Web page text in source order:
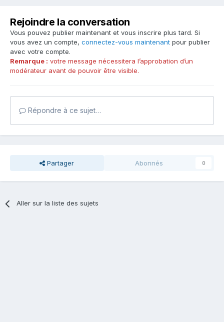
Rejoindre la conversation
Vous pouvez publier maintenant et vous inscrire plus tard. Si
vous avez un compte, connectez-vous maintenant pour publier
avec votre compte.
Remarque : votre message nécessitera l’approbation d’un
modérateur avant de pouvoir être visible.
Répondre à ce sujet…
Partager Abonnés 0
Aller sur la liste des sujets